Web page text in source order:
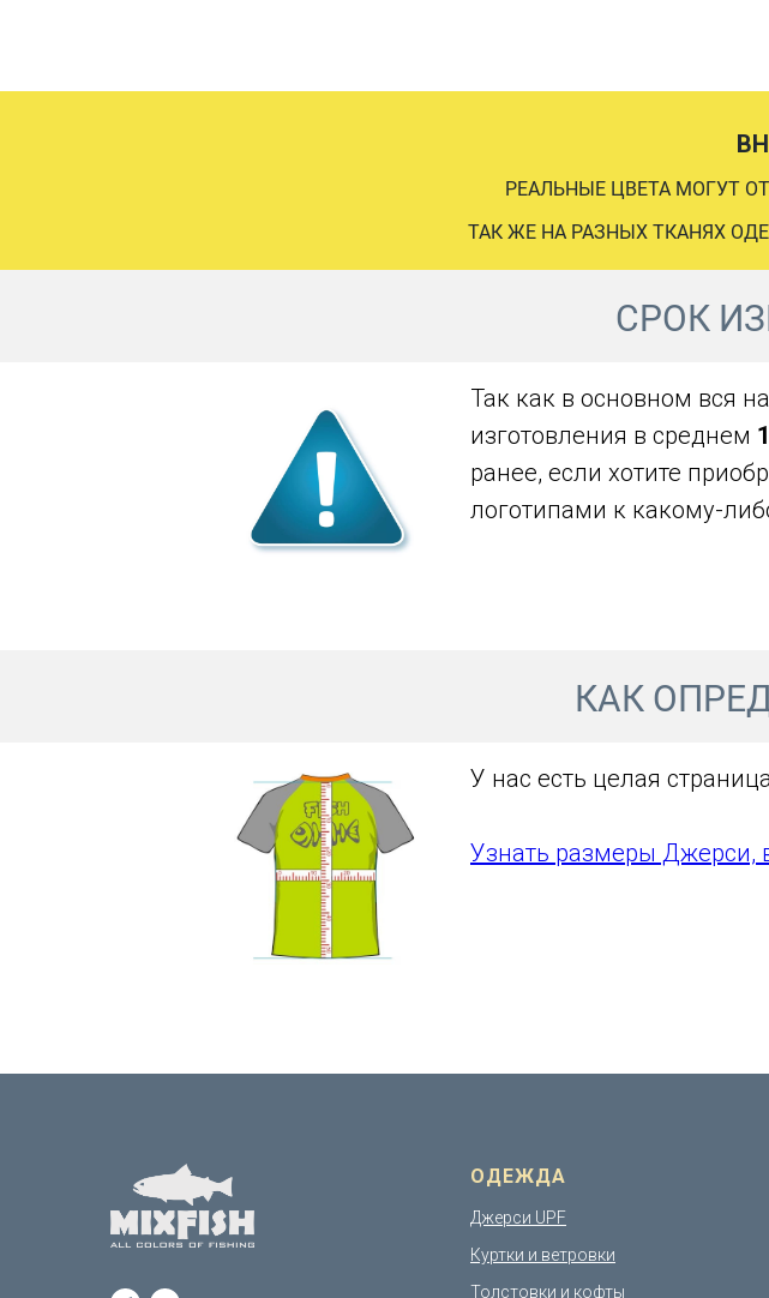
РЕАЛЬНЫЕ ЦВЕТА МОГУТ
ТАК ЖЕ НА РАЗНЫХ ТКАНЯХ
СРОК
Так как в основном вся
изготовления в среднем
ранее, если хотите
логотипами к какому-
КАК
У нас есть целая
Узнать размеры Джерси,
ОДЕЖДА
Джерси UPF
Куртки и ветровки
Толстовки и кофты